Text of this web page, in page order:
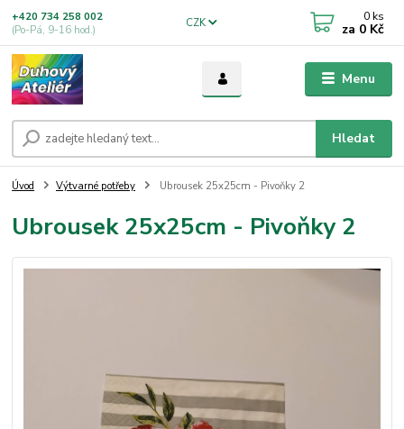
Menu
CZK
Hledat
+420 734 258 002
(Po-Pá, 9-16 hod.)
0 ks
za 0 Kč
Úvod Výtvarné potřeby Ubrousek 25x25cm - Pivoňky 2
Ubrousek 25x25cm - Pivoňky 2